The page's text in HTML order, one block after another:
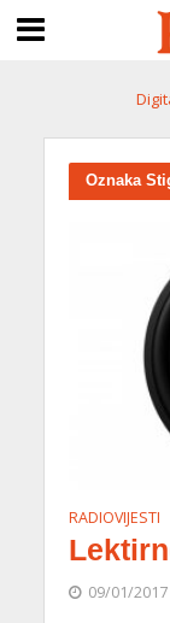
Oznaka
RADIOVIJESTI
09/01/2017